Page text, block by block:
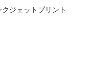
ジェットプリント